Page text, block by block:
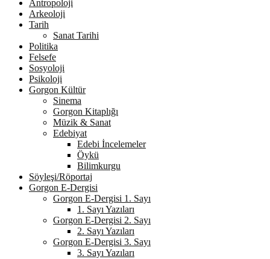
Antropoloji
Arkeoloji
Tarih
Sanat Tarihi
Politika
Felsefe
Sosyoloji
Psikoloji
Gorgon Kültür
Sinema
Gorgon Kitaplığı
Müzik & Sanat
Edebiyat
Edebi İncelemeler
Öykü
Bilimkurgu
Söyleşi/Röportaj
Gorgon E-Dergisi
Gorgon E-Dergisi 1. Sayı
1. Sayı Yazıları
Gorgon E-Dergisi 2. Sayı
2. Sayı Yazıları
Gorgon E-Dergisi 3. Sayı
3. Sayı Yazıları